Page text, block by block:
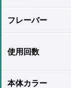
フレーバー
使用回数
本体カラー